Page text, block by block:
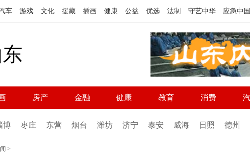
车 游戏 文化 援藏 插画 健康 公益 优选 法制 守艺中华 应急中国
房产 金融 健康 教育 消费
博 枣庄 东营 烟台 潍坊 济宁 泰安 威海 日照 德州
>